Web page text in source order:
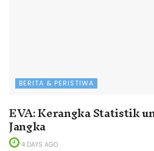
BERITA & PERISTIWA
EVA: Kerangka Statistik
Jangka
4 DAYS AGO